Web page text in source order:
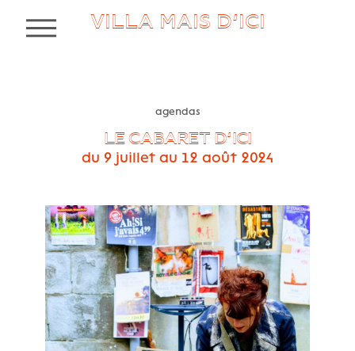
VILLA MAIS D’ICI
MENU
agendas
LE CABARET D’ICI
du 9 juillet au 12 août 2024